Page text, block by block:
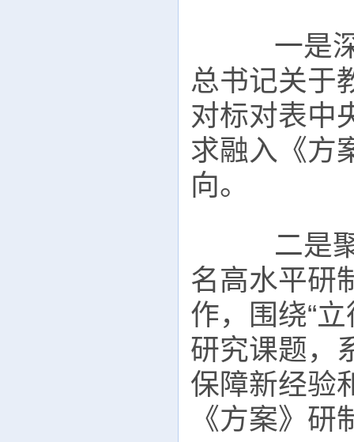
一是深
总书记关于
对标对表中
求融入《方
向。
二是聚
名高水平研
作，围绕“
研究课题，
保障新经验
《方案》